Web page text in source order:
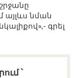
այլևս նման
գրել
՝